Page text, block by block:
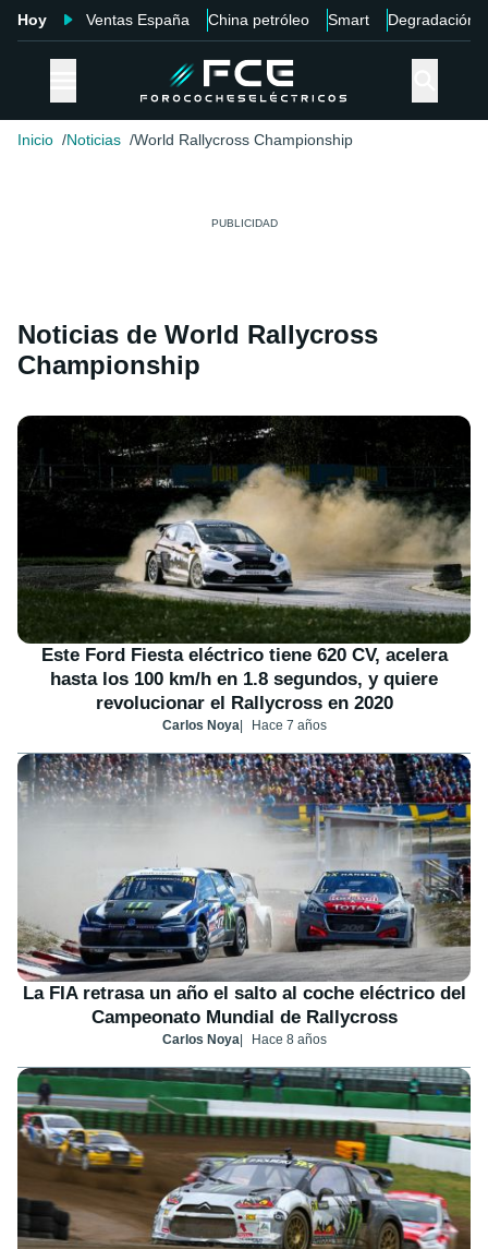
Hoy Ventas España China petróleo Smart Degradación
Inicio Noticias World Rallycross Championship
Noticias de World Rallycross
Championship
Este Ford Fiesta eléctrico tiene 620 CV, acelera
hasta los 100 km/h en 1.8 segundos, y quiere
revolucionar el Rallycross en 2020
Carlos Noya Hace 7 años
La FIA retrasa un año el salto al coche eléctrico del
Campeonato Mundial de Rallycross
Carlos Noya Hace 8 años